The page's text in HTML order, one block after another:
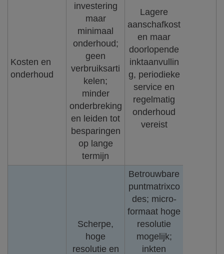
Kosten en
onderhoud
investering
maar
minimaal
onderhoud;
geen
verbruiksarti
kelen;
minder
onderbreking
en leiden tot
besparingen
op lange
termijn
Lagere
aanschafkost
en maar
doorlopende
inktaanvullin
g, periodieke
service en
regelmatig
onderhoud
vereist
Scherpe,
hoge
resolutie en
Betrouwbare
puntmatrixco
des; micro-
formaat hoge
resolutie
mogelijk;
inkten